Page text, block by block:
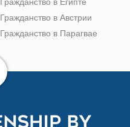
Гражданство в Австрии
Гражданство в Парагвае